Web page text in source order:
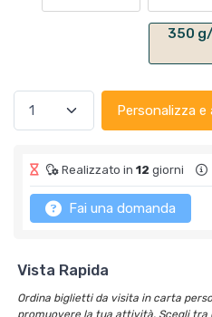
350
Personalizza
Realizzato in 12 giorni
Fai una domanda
Vista Rapida
Ordina biglietti da visita in carta
promuovere la tua attività. Scegli tra